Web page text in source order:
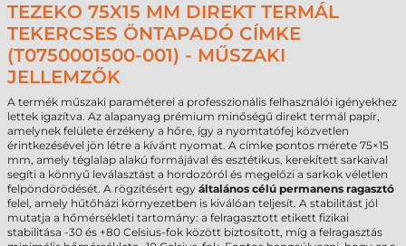
TEZEKO 75X15 MM DIREKT TERMÁL
TEKERCSES ÖNTAPADÓ CÍMKE
(T0750001500-001) - MŰSZAKI
JELLEMZŐK
A termék műszaki paraméterei a professzionális felhasználói igényekhez
lettek igazítva. Az alapanyag prémium minőségű direkt termál papír,
amelynek felülete érzékeny a hőre, így a nyomtatófej közvetlen
érintkezésével jön létre a kívánt nyomat. A címke pontos mérete 75×15
mm, amely téglalap alakú formájával és esztétikus, kerekített sarkaival
segíti a könnyű leválasztást a hordozóról és megelőzi a sarkok véletlen
felpöndörödését. A rögzítésért egy általános célú permanens ragasztó
felel, amely hűtőházi környezetben is kiválóan teljesít. A stabilitást jól
mutatja a hőmérsékleti tartomány: a felragasztott etikett fizikai
stabilitása -30 és +80 Celsius-fok között biztosított, míg a felragasztás